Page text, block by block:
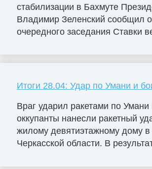
стабилизации в Бахмуте
Владимир Зеленский сообщил
очередного заседания Ставки
Итоги 28.04: Удар по Умани и
Враг ударил ракетами по Умани
оккупанты нанесли ракетный
жилому девятиэтажному дому
Черкасской области. В